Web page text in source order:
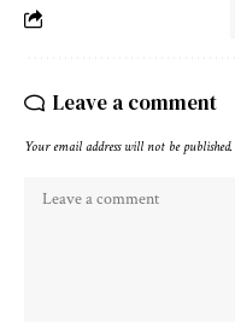
Leave a comment
Your email address will not be published.